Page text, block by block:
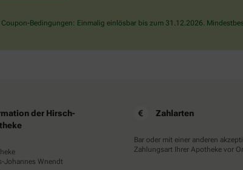
Flagge.
Bedingungen: Einmalig einlösbar bis zum 31.12.2026.
der Hirsch-
Johannes Wnendt
Zahlarten
Bar oder mit einer anderen
Zahlungsart Ihrer Apotheke vor